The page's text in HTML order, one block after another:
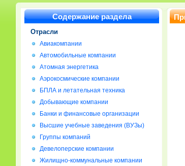
Содержание раздела
Отрасли
Авиакомпании
Автомобильные компании
Атомная энергетика
Аэрокосмические компании
БПЛА и летательная техника
Добывающие компании
Банки и финансовые организации
Высшие учебные заведения (ВУЗы)
Группы компаний
Девелоперские компании
Жилищно-коммунальные компании